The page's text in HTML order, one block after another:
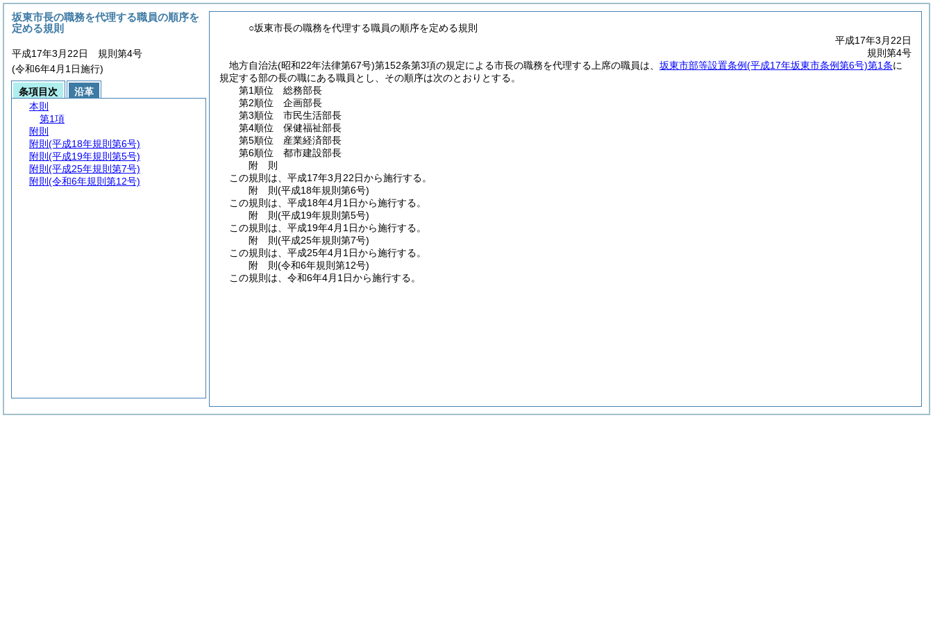
○坂東市長の職務を代理する職員の順序を定める規則
平成17年3月22日
規則第4号
地方自治法(昭和22年法律第67号)第152条第3項の規定による市長の職務を代理する上席の職員は、 坂東市部等設置条例(平成17年坂東市条例第6号)第1条に
規定する部の長の職にある職員とし、その順序は次のとおりとする。
第1順位 総務部長
第2順位 企画部長
第3順位 市民生活部長
第4順位 保健福祉部長
第5順位 産業経済部長
第6順位 都市建設部長
附 則
この規則は、平成17年3月22日から施行する。
附 則(平成18年規則第6号)
この規則は、平成18年4月1日から施行する。
附 則(平成19年規則第5号)
この規則は、平成19年4月1日から施行する。
附 則(平成25年規則第7号)
この規則は、平成25年4月1日から施行する。
附 則(令和6年規則第12号)
この規則は、令和6年4月1日から施行する。
坂東市長の職務を代理する職員の順序を
定める規則
平成17年3月22日 規則第4号
(令和6年4月1日施行)
条項目次
沿革
本則
第1項
附則
附則 (平成18年規則第6号)
附則 (平成19年規則第5号)
附則 (平成25年規則第7号)
附則 (令和6年規則第12号)